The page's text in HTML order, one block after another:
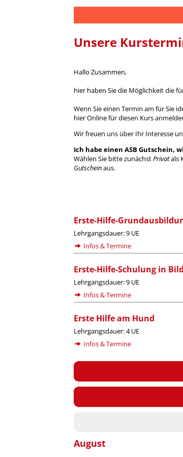
Unsere
Hallo Zusammen,
hier haben Sie die Möglichkeit die
Wenn Sie einen Termin am für Sie
hier Online für diesen Kurs
Wir freuen uns über Ihr Interesse
Ich habe einen ASB Gutschein,
Wählen Sie bitte zunächstPrivatals
Gutscheinaus.
Erste-Hilfe-
Lehrgangsdauer: 9 UE
Infos & Termine
Erste-Hilfe-Schulung in
Lehrgangsdauer: 9 UE
Infos & Termine
Erste Hilfe am Hund
Lehrgangsdauer: 4 UE
Infos & Termine
August